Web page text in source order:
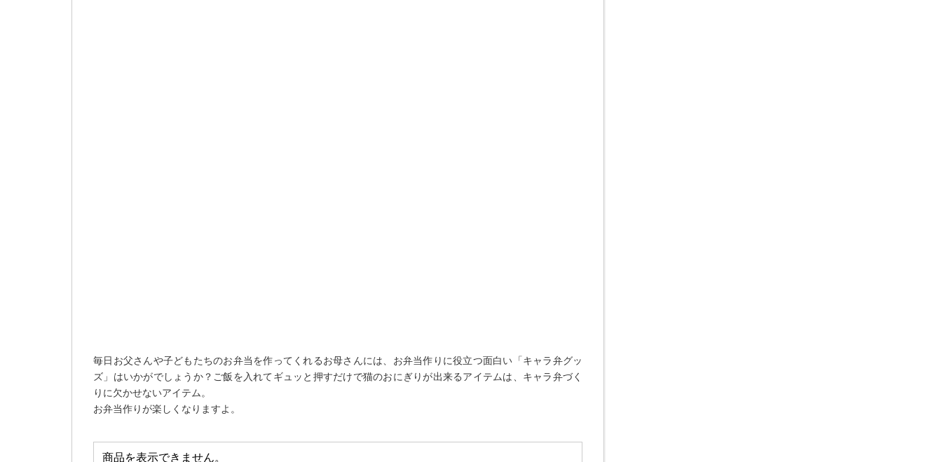
毎日お父さんや子どもたちのお弁当を作ってくれるお母さんには、お弁当作りに役立つ面白い「キャラ弁グッ
ズ」はいかがでしょうか？ご飯を入れてギュッと押すだけで猫のおにぎりが出来るアイテムは、キャラ弁づく
りに欠かせないアイテム。
お弁当作りが楽しくなりますよ。